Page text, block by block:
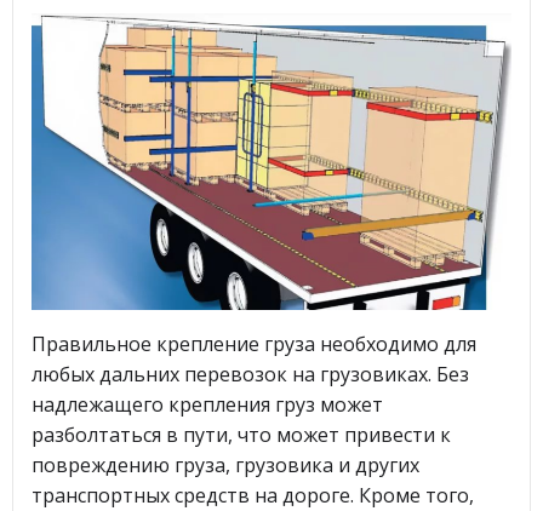
Правильное крепление груза необходимо для
любых дальних перевозок на грузовиках. Без
надлежащего крепления груз может
разболтаться в пути, что может привести к
повреждению груза, грузовика и других
транспортных средств на дороге. Кроме того,